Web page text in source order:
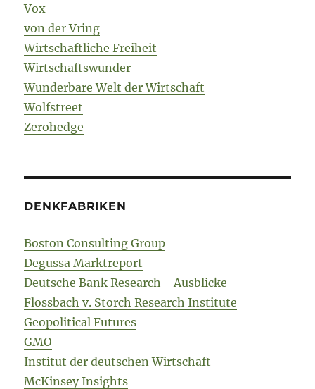
Vox
von der Vring
Wirtschaftliche Freiheit
Wirtschaftswunder
Wunderbare Welt der Wirtschaft
Wolfstreet
Zerohedge
DENKFABRIKEN
Boston Consulting Group
Degussa Marktreport
Deutsche Bank Research - Ausblicke
Flossbach v. Storch Research Institute
Geopolitical Futures
GMO
Institut der deutschen Wirtschaft
McKinsey Insights